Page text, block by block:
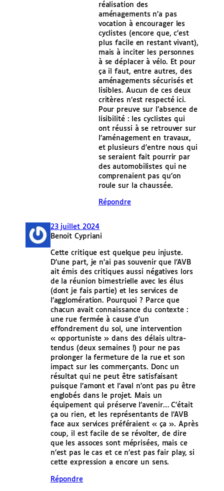
réalisation des
aménagements n’a pas
vocation à encourager les
cyclistes (encore que, c’est
plus facile en restant vivant),
mais à inciter les personnes
à se déplacer à vélo. Et pour
ça il faut, entre autres, des
aménagements sécurisés et
lisibles. Aucun de ces deux
critères n’est respecté ici.
Pour preuve sur l’absence de
lisibilité : les cyclistes qui
ont réussi à se retrouver sur
l’aménagement en travaux,
et plusieurs d’entre nous qui
se seraient fait pourrir par
des automobilistes qui ne
comprenaient pas qu’on
roule sur la chaussée.
Répondre
23 juillet 2024
Benoit Cypriani
Cette critique est quelque peu injuste.
D’une part, je n’ai pas souvenir que l’AVB
ait émis des critiques aussi négatives lors
de la réunion bimestrielle avec les élus
(dont je fais partie) et les services de
l’agglomération. Pourquoi ? Parce que
chacun avait connaissance du contexte :
une rue fermée à cause d’un
effondrement du sol, une intervention
« opportuniste » dans des délais ultra-
tendus (deux semaines !) pour ne pas
prolonger la fermeture de la rue et son
impact sur les commerçants. Donc un
résultat qui ne peut être satisfaisant
puisque l’amont et l’aval n’ont pas pu être
englobés dans le projet. Mais un
équipement qui préserve l’avenir… C’était
ça ou rien, et les représentants de l’AVB
face aux services préféraient « ça ». Après
coup, il est facile de se révolter, de dire
que les assoces sont méprisées, mais ce
n’est pas le cas et ce n’est pas fair play, si
cette expression a encore un sens.
Répondre